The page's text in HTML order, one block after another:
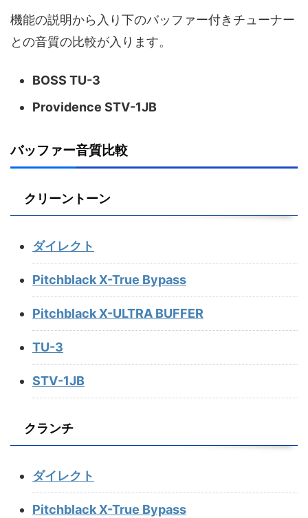
機能の説明から入り下のバッファー付きチューナー
との音質の比較が入ります。
BOSS TU-3
Providence STV-1JB
バッファー音質比較
クリーントーン
ダイレクト
Pitchblack X-True Bypass
Pitchblack X-ULTRA BUFFER
TU-3
STV-1JB
クランチ
ダイレクト
Pitchblack X-True Bypass